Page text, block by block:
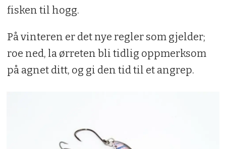
fisken til hogg.
På vinteren er det nye regler som gjelder;
roe ned, la ørreten bli tidlig oppmerksom
på agnet ditt, og gi den tid til et angrep.